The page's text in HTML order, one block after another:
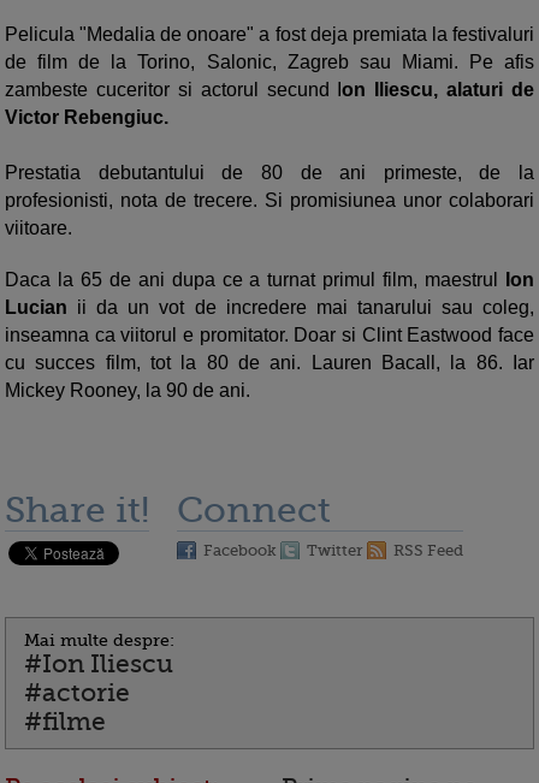
Pelicula "Medalia de onoare" a fost deja premiata la festivaluri
de film de la Torino, Salonic, Zagreb sau Miami. Pe afis
zambeste cuceritor si actorul secund Ion Iliescu, alaturi de
Victor Rebengiuc.
Prestatia debutantului de 80 de ani primeste, de la
profesionisti, nota de trecere. Si promisiunea unor colaborari
viitoare.
Daca la 65 de ani dupa ce a turnat primul film, maestrul
Ion
Lucian ii da un vot de incredere mai tanarului sau coleg,
inseamna ca viitorul e promitator. Doar si Clint Eastwood face
cu succes film, tot la 80 de ani. Lauren Bacall, la 86. Iar
Mickey Rooney, la 90 de ani.
Share it! Connect
Facebook Twitter RSS Feed
Mai multe despre:
#Ion Iliescu
#actorie
#filme